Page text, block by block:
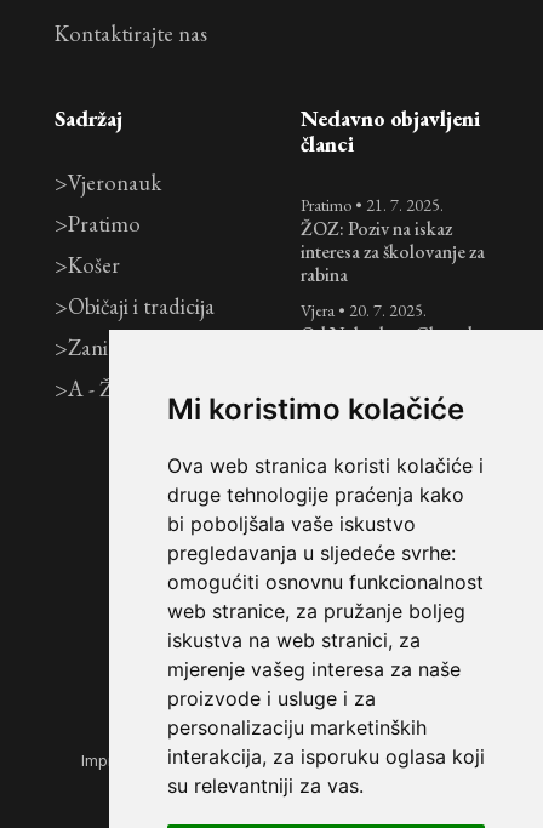
Mi koristimo kolačiće
Ova web stranica koristi kolačiće i
druge tehnologije praćenja kako
bi poboljšala vaše iskustvo
pregledavanja u sljedeće svrhe:
omogućiti osnovnu funkcionalnost
web stranice, za pružanje boljeg
iskustva na web stranici, za
mjerenje vašeg interesa za naše
proizvode i usluge i za
personalizaciju marketinških
interakcija, za isporuku oglasa koji
su relevantniji za vas.
Kontaktirajte nas
Sadržaj
>Vjeronauk
>Pratimo
>Košer
>Običaji i tradicija
>Zanimljivosti
>A - Ž
Nedavno objavljeni
članci
Pratimo • 21. 7. 2025.
ŽOZ: Poziv na iskaz
interesa za školovanje za
rabina
Vjera • 20. 7. 2025.
Od Nebeskog Glasa do
vjenčanje
Tri tjedna i Tiša B’Av:
razdoblje žalovanja nad
uništenjem Svetih
Hramova
Košer • 7. 7. 2025.
Jednostavan i brz recept
za pita kruh
Impressum Opći uvjeti korištenja|Zaštita privatnosti